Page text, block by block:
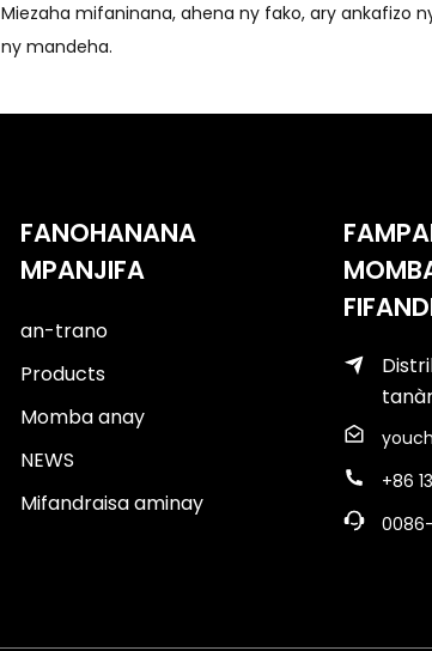
Miezaha mifaninana, ahena ny fako, ary ankafizo
ny mandeha.
FANOHANANA
MPANJIFA
an-trano
Products
Momba anay
NEWS
Mifandraisa aminay
+86